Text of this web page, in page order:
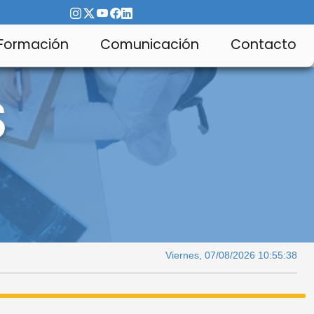
Comunicación Contacto
Viernes, 07/08/2026 10:55:39